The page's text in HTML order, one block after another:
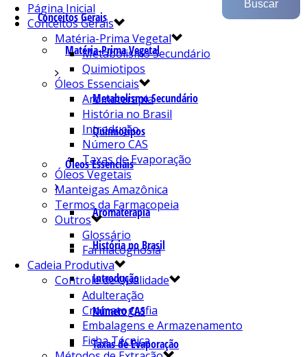
Conceitos Gerais
Matéria-Prima Vegetal
Metabolismo Secundário
Quimiotipos
Óleos Essenciais
Aromaterapia
História no Brasil
Introdução
Número CAS
Taxas de Evaporação
Página Inicial
Conceitos Gerais
Matéria-Prima Vegetal
Metabolismo Secundário
Quimiotipos
Óleos Essenciais
Aromaterapia
História no Brasil
Introdução
Número CAS
Taxas de Evaporação
Óleos Vegetais
Manteigas Amazônica
Termos da Farmacopeia
Outros
Glossário
Farmacognosia
Cadeia Produtiva
Controle de Qualidade
Adulteração
Cromatografia
Embalagens e Armazenamento
Ficha Técnica